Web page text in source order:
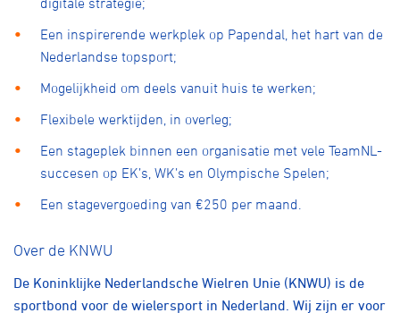
Een inspirerende werkplek op Papendal, het hart van de
Nederlandse topsport;
Mogelijkheid om deels vanuit huis te werken;
Flexibele werktijden, in overleg;
Een stageplek binnen een organisatie met vele TeamNL-
succesen op EK’s, WK’s en Olympische Spelen;
Een stagevergoeding van €250 per maand.
Over de KNWU
De Koninklijke Nederlandsche Wielren Unie (KNWU) is de
sportbond voor de wielersport in Nederland. Wij zijn er voor